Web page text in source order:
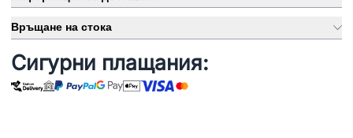
Връщане на стока
Сигурни плащания: